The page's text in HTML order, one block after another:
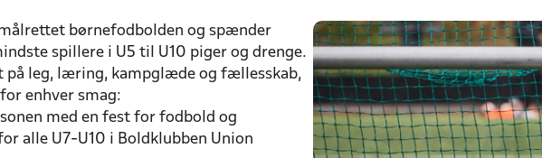
børnefodbolden og spænder
spillere i U5 til U10 piger og drenge.
på leg, læring, kampglæde og fællesskab,
enhver smag:
med en fest for fodbold og
alle U7-U10 i Boldklubben Union